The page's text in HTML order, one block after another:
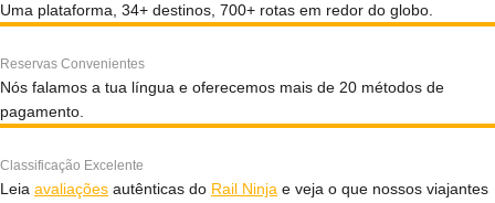
Uma plataforma, 34+ destinos, 700+ rotas em redor do globo.
Reservas Convenientes
Nós falamos a tua língua e oferecemos mais de 20 métodos de
pagamento.
Classificação Excelente
Leia avaliações autênticas do Rail Ninja e veja o que nossos viajantes